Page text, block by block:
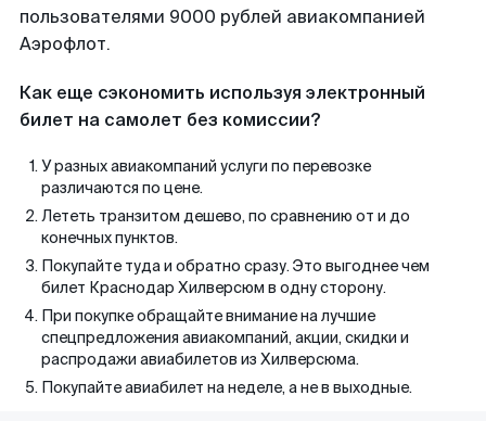
пользователями 9000 рублей авиакомпанией
Аэрофлот.
Как еще сэкономить используя электронный
билет на самолет без комиссии?
У разных авиакомпаний услуги по перевозке
различаются по цене.
Лететь транзитом дешево, по сравнению от и до
конечных пунктов.
Покупайте туда и обратно сразу. Это выгоднее чем
билет Краснодар Хилверсюм в одну сторону.
При покупке обращайте внимание на лучшие
спецпредложения авиакомпаний, акции, скидки и
распродажи авиабилетов из Хилверсюма.
Покупайте авиабилет на неделе, а не в выходные.